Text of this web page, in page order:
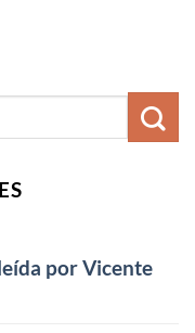
por Vicente